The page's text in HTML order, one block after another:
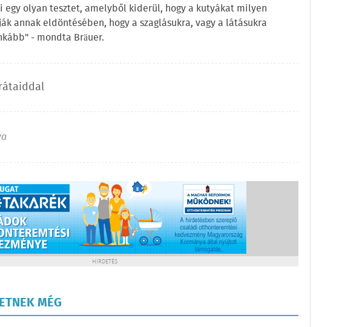
egy olyan tesztet, amelyből kiderül, hogy a kutyákat milyen
annak eldöntésében, hogy a szaglásukra, vagy a látásukra
- mondta Bräuer.
HIRDETÉS
MÉG